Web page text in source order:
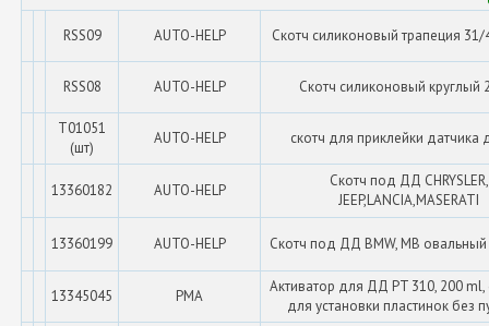
RSS09 AUTO-HELP Скотч силиконовый трапеция
RSS08 AUTO-HELP Скотч силиконовый круглый
T01051
(шт)
AUTO-HELP скотч для приклейки
13360182 AUTO-HELP
Скотч под ДД CHRYSLER,
JEEP,LANCIA,MASERATI
13360199 AUTO-HELP Скотч под ДД BMW, MB
13345045 PMA
Активатор для ДД PT 310, 200 ml,
для установки пластинок без